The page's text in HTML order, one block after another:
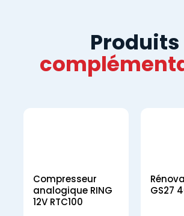
Produits
Compresseur
analogique RING
12V RTC100
GS27